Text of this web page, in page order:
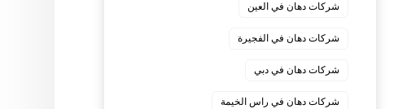
شركات دهان في العين
شركات دهان في الفجيرة
شركات دهان في دبي
شركات دهان في راس الخيمة